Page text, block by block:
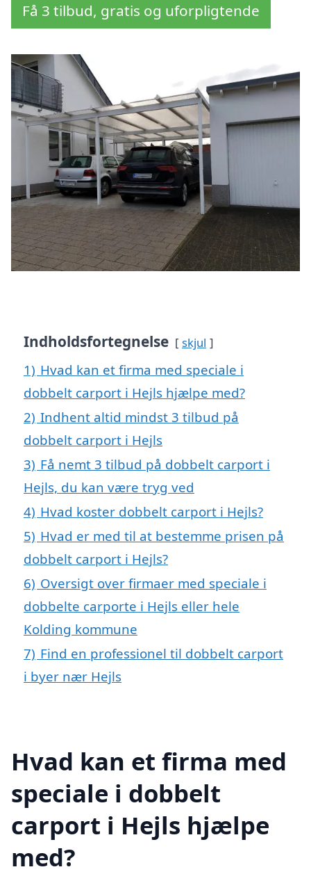
Få 3 tilbud, gratis og uforpligtende
Indholdsfortegnelse skjul
1) Hvad kan et firma med speciale i
dobbelt carport i Hejls hjælpe med?
2) Indhent altid mindst 3 tilbud på
dobbelt carport i Hejls
3) Få nemt 3 tilbud på dobbelt carport i
Hejls, du kan være tryg ved
4) Hvad koster dobbelt carport i Hejls?
5) Hvad er med til at bestemme prisen på
dobbelt carport i Hejls?
6) Oversigt over firmaer med speciale i
dobbelte carporte i Hejls eller hele
Kolding kommune
7) Find en professionel til dobbelt carport
i byer nær Hejls
Hvad kan et firma med
speciale i dobbelt
carport i Hejls hjælpe
med?